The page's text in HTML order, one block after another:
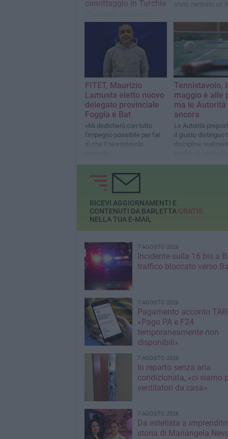
canottaggio in Turchia
miei sacrifici sono stati
stato centrato un 9
FITET, Maurizio
Lamusta eletto nuovo
delegato provinciale
Foggia e Bat
«Mi dedicherò con tutto
l'impegno possibile per far
sì che il tennistavolo
Tennistavolo,
maggio è alle
ma le
ancora
Le Autorità
il giusto distinguo
discipline
rischio di
RICEVI AGGIORNAMENTI E
CONTENUTI DA BARLETTA GRATIS
NELLA TUA E-MAIL
7 AGOSTO 2026
Incidente sulla 16 bis a
traffico bloccato verso
7 AGOSTO 2026
Pagamento acconto
«Pago PA e F24
temporaneamente non
disponibili»
7 AGOSTO 2026
In reparto senza aria
condizionata, «ci siamo
ventilatori da casa»
7 AGOSTO 2026
Da estetista a
storia di Mariangela